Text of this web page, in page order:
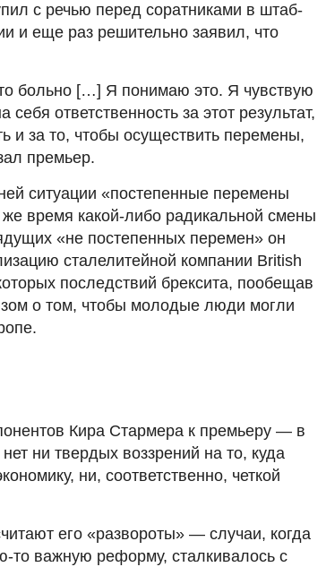
с речью перед соратниками в штаб-
и еще раз решительно заявил, что
больно […] Я понимаю это. Я чувствую
ответственность за этот результат,
и за то, чтобы осуществить перемены,
премьер.
ситуации «постепенные перемены
время какой-либо радикальной смены
«не постепенных перемен» он
сталелитейной компании British
последствий брексита, пообещав
о том, чтобы молодые люди могли
Кира Стармера к премьеру — в
ни твердых воззрений на то, куда
ни, соответственно, четкой
его «развороты» — случаи, когда
то важную реформу, сталкивалось с